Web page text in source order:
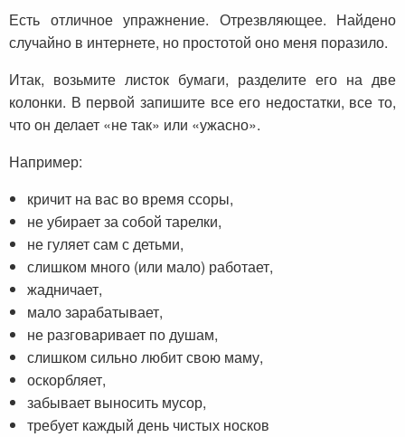
Есть отличное упражнение. Отрезвляющее. Найдено
случайно в интернете, но простотой оно меня поразило.
Итак, возьмите листок бумаги, разделите его на две
колонки. В первой запишите все его недостатки, все то,
что он делает «не так» или «ужасно».
Например:
кричит на вас во время ссоры,
не убирает за собой тарелки,
не гуляет сам с детьми,
слишком много (или мало) работает,
жадничает,
мало зарабатывает,
не разговаривает по душам,
слишком сильно любит свою маму,
оскорбляет,
забывает выносить мусор,
требует каждый день чистых носков